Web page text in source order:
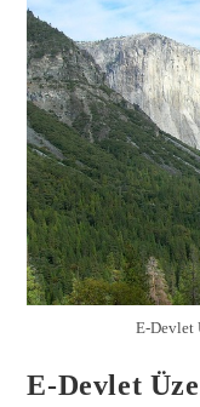
E-Devlet
E-Devlet